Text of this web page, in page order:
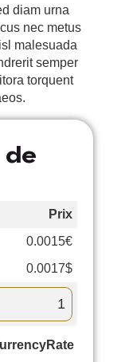
diam urna
nec metus
malesuada
semper
torquent
Prix
0.0015€
0.0017$